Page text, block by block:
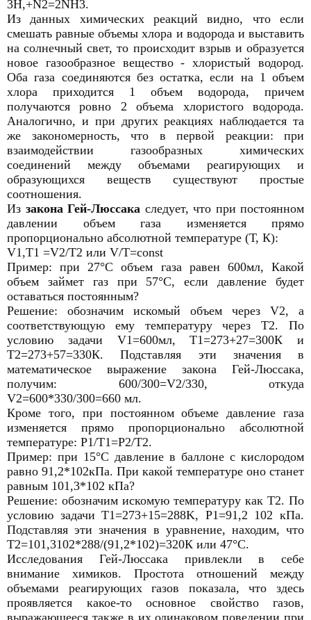
3H,+N2=2NH3.
Из данных химических реакций видно, что если
смешать равные объемы хлора и водорода и выставить
на солнечный свет, то происходит взрыв и образуется
новое газообразное вещество - хлористый водород.
Оба газа соединяются без остатка, если на 1 объем
хлора приходится 1 объем водорода, причем
получаются ровно 2 объема хлористого водорода.
Аналогично, и при других реакциях наблюдается та
же закономерность, что в первой реакции: при
взаимодействии газообразных химических
соединений между объемами реагирующих и
образующихся веществ существуют простые
соотношения.
Из закона Гей-Люссака следует, что при постоянном
давлении объем газа изменяется прямо
пропорционально абсолютной температуре (Т, К):
V1,T1 =V2/T2 или V/T=const
Пример: при 27°С объем газа равен 600мл, Какой
объем займет газ при 57°С, если давление будет
оставаться постоянным?
Решение: обозначим искомый объем через V2, а
соответствующую ему температуру через Т2. По
условию задачи V1=600мл, Т1=273+27=300К и
Т2=273+57=330К. Подставляя эти значения в
математическое выражение закона Гей-Люссака,
получим: 600/300=V2/330, откуда
V2=600*330/300=660 мл.
Кроме того, при постоянном объеме давление газа
изменяется прямо пропорционально абсолютной
температуре: P1/T1=P2/T2.
Пример: при 15°С давление в баллоне с кислородом
равно 91,2*102кПа. При какой температуре оно станет
равным 101,3*102 кПа?
Решение: обозначим искомую температуру как Т2. По
условию задачи T1=273+15=288K, P1=91,2 102 кПа.
Подставляя эти значения в уравнение, находим, что
Т2=101,3102*288/(91,2*102)=320К или 47°С.
Исследования Гей-Люссака привлекли в себе
внимание химиков. Простота отношений между
объемами реагирующих газов показала, что здесь
проявляется какое-то основное свойство газов,
выражающееся также в их одинаковом поведении при